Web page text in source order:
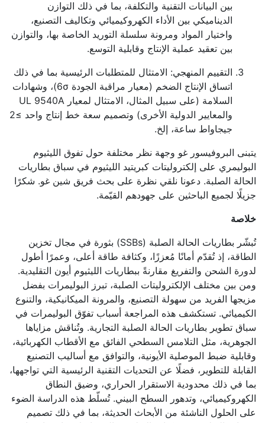
بين البيانات التقنية والتكلفة، بما في ذلك التوازن
الديناميكي بين الأداء الكهروكيميائي وتكاليف التصنيع،
واختيار المواد ومرونة سلسلة التوريد الخاصة بها، والتوازن
بين تعقيد عملية الإنتاج وقابلية التوسع.
التقييم المنهجي: الامتثال للمتطلبات الرئيسية بما في ذلك
اتساق الإنتاج الضخم (معيار مراقبة الجودة 6σ)، وشهادات
السلامة (على سبيل المثال، الامتثال لمعيار UL 9540A
والمعايير الدولية الأخرى) وتصميم سعة خط إنتاج واحد ≥2
جيجاواط ساعة، إلخ.
يتبنى البروفيسور غو وجهة نظر مختلفة حول تفوق الليثيوم
البوليمري على إلكتروليتات كبريتيد الليثيوم في سباق بطاريات
الحالة الصلبة. دعونا نلقي نظرة على بحث فريق شين غو. شكرًا
جزيلًا لجميع الباحثين على جهودهم القيّمة.
خلاصة
تُبشّر بطاريات الحالة الصلبة (SSBs) بثورة في مجال تخزين
الطاقة، إذ تُقدّم أمانًا مُعززًا، وكثافة طاقة أعلى، وعمرًا أطول
لدورة الشحن والتفريغ مقارنةً ببطاريات الليثيوم أيون التقليدية.
ومن بين مختلف الإلكتروليتات الصلبة، تبرز البوليمرات بفضل
مزيجها الفريد من سهولة التصنيع، والمرونة الميكانيكية، والتنوع
الكيميائي. تستكشف هذه المراجعة أسباب تفوّق البوليمرات في
سباق تطوير بطاريات الحالة الصلبة التجارية. وتُناقش مزاياها
الجوهرية، مثل التلامس السطحي الفائق مع الأقطاب الكهربائية،
وقابلية ضبط الموصلية الأيونية، والتوافق مع أساليب التصنيع
القابلة للتطوير، فضلًا عن التحديات التقنية الرئيسية التي تواجهها،
بما في ذلك محدودية الاستقرار الحراري، وضيق النطاق
الكهروكيميائي، وتدهور السطح البيني. تُسلّط هذه الدراسة الضوء
على الحلول الناشئة من الأبحاث الحديثة، بما في ذلك تصميم